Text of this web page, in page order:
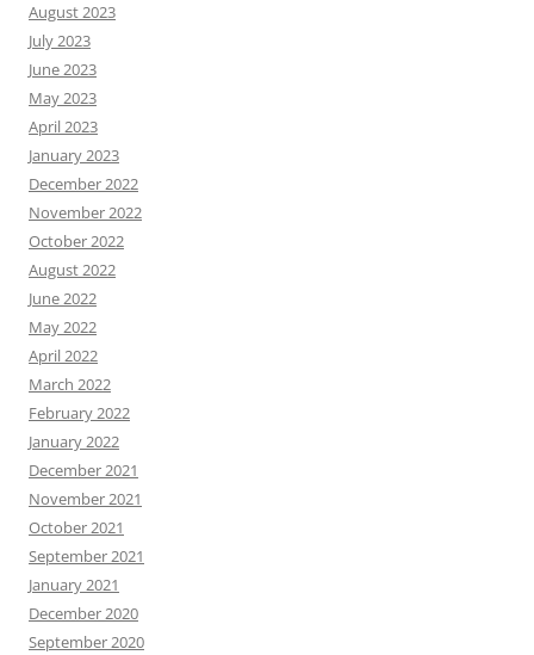
August 2023
July 2023
June 2023
May 2023
April 2023
January 2023
December 2022
November 2022
October 2022
August 2022
June 2022
May 2022
April 2022
March 2022
February 2022
January 2022
December 2021
November 2021
October 2021
September 2021
January 2021
December 2020
September 2020